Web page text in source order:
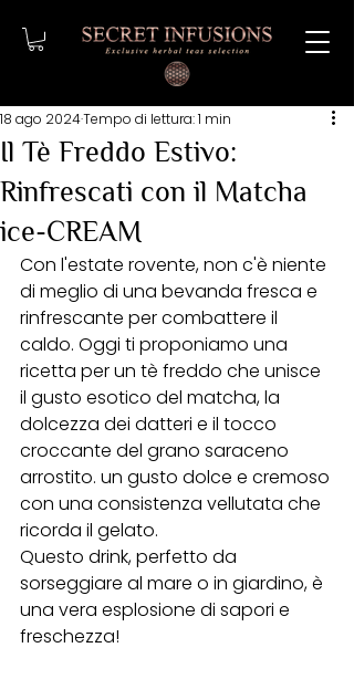
Il Tè Freddo Estivo:
Rinfrescati con il Matcha
ice-CREAM
18 ago 2024Tempo di lettura: 1 min
Con l'estate rovente, non c'è niente
di meglio di una bevanda fresca e
rinfrescante per combattere il
caldo. Oggi ti proponiamo una
ricetta per un tè freddo che unisce
il gusto esotico del matcha, la
dolcezza dei datteri e il tocco
croccante del grano saraceno
arrostito. un gusto dolce e cremoso
con una consistenza vellutata che
ricorda il gelato.
Questo drink, perfetto da
sorseggiare al mare o in giardino, è
una vera esplosione di sapori e
freschezza!